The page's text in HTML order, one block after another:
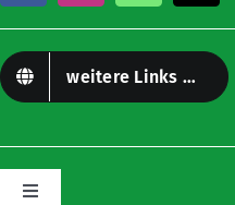
weitere Links …
Toggle